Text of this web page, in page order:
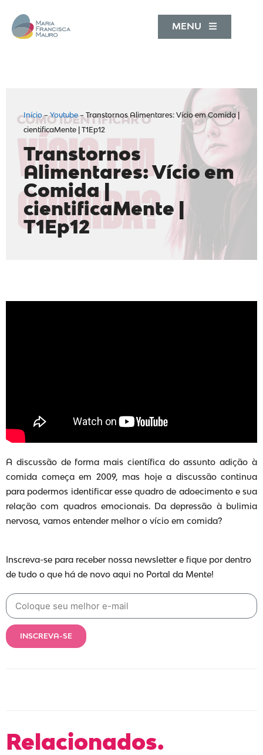
MENU
Início–Youtube– Transtornos Alimentares: Vício em Comida |
cientificaMente | T1Ep12
Transtornos
Alimentares: Vício em
Comida |
cientificaMente |
T1Ep12
A discussão de forma mais científica do assunto adição à
comida começa em 2009, mas hoje a discussão continua
para podermos identificar esse quadro de adoecimento e sua
relação com quadros emocionais. Da depressão à bulimia
nervosa, vamos entender melhor o vício em comida?
Inscreva-se para receber nossa newsletter e fique por dentro
de tudo o que há de novo aqui no Portal da Mente!
INSCREVA-SE
Relacionados.